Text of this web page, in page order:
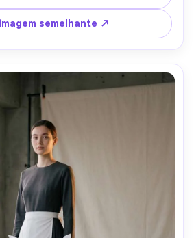
composição vertical, expressão
realista, alta resolução, cor limpa
Grau-AR 4:5
semelhante ↗